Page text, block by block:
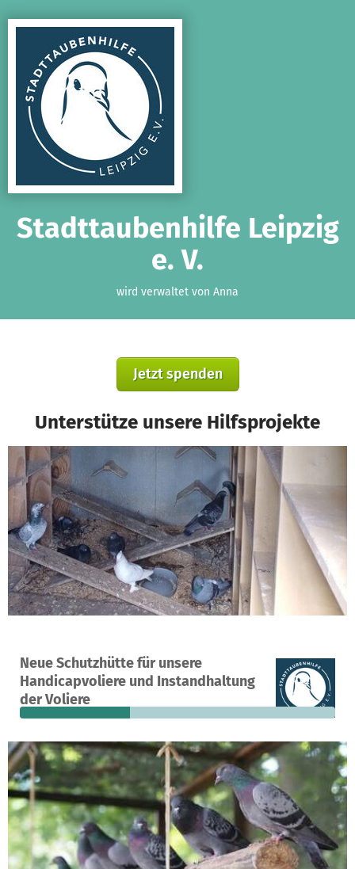
Stadttaubenhilfe Leipzig
e. V.
wird verwaltet von Anna
Jetzt spenden
Unterstütze unsere Hilfsprojekte
Neue Schutzhütte für unsere
Handicapvoliere und Instandhaltung
der Voliere
Ein Projekt in Schkeuditz, Deutschland
93
Spenden
35 % 4.636 €
fehlen noch